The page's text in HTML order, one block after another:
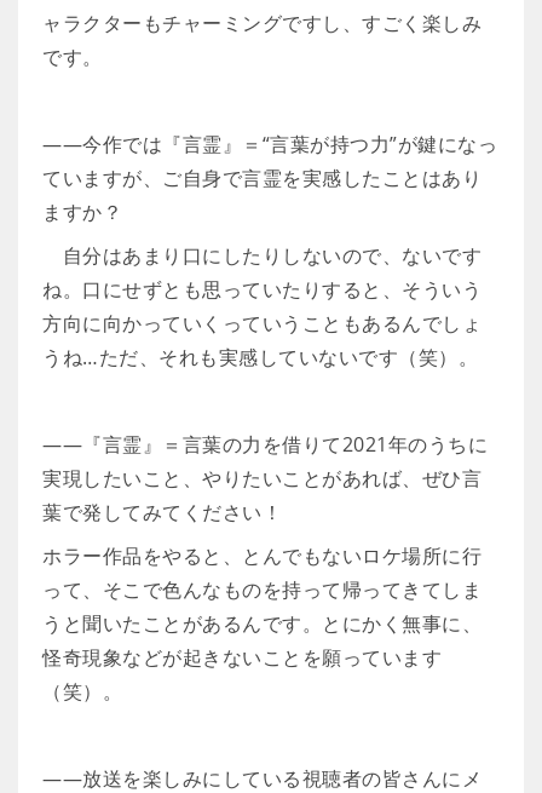
ャラクターもチャーミングですし、すごく楽しみ
です。
――今作では『言霊』＝“言葉が持つ力”が鍵になっ
ていますが、ご自身で言霊を実感したことはあり
ますか？
自分はあまり口にしたりしないので、ないです
ね。口にせずとも思っていたりすると、そういう
方向に向かっていくっていうこともあるんでしょ
うね…ただ、それも実感していないです（笑）。
――『言霊』＝言葉の力を借りて2021年のうちに
実現したいこと、やりたいことがあれば、ぜひ言
葉で発してみてください！
ホラー作品をやると、とんでもないロケ場所に行
って、そこで色んなものを持って帰ってきてしま
うと聞いたことがあるんです。とにかく無事に、
怪奇現象などが起きないことを願っています
（笑）。
――放送を楽しみにしている視聴者の皆さんにメ